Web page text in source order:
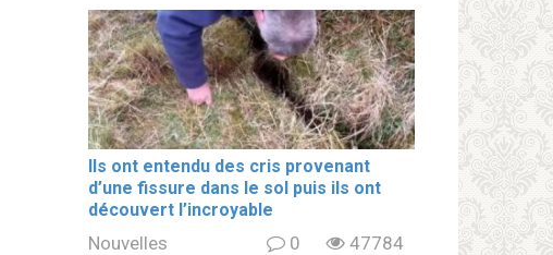
Ils ont entendu des cris provenant
d’une fissure dans le sol puis ils ont
découvert l’incroyable
Nouvelles 0 47784